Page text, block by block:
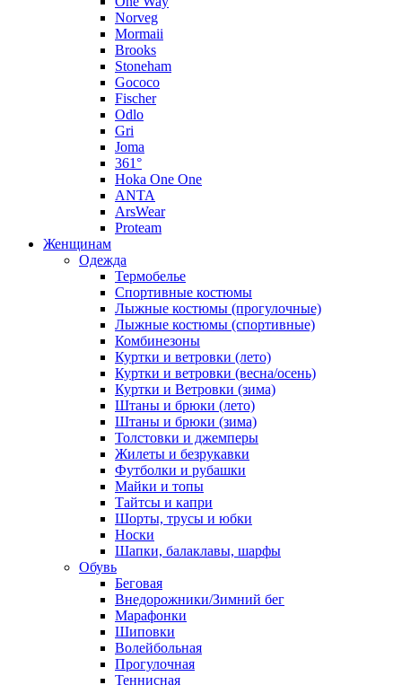
Norveg
Mormaii
Brooks
Stoneham
Gococo
Fischer
Odlo
Gri
Joma
361°
Hoka One One
ANTA
ArsWear
Proteam
Женщинам
Одежда
Термобелье
Спортивные костюмы
Лыжные костюмы (прогулочные)
Лыжные костюмы (спортивные)
Комбинезоны
Куртки и ветровки (лето)
Куртки и ветровки (весна/осень)
Куртки и Ветровки (зима)
Штаны и брюки (лето)
Штаны и брюки (зима)
Толстовки и джемперы
Жилеты и безрукавки
Футболки и рубашки
Майки и топы
Тайтсы и капри
Шорты, трусы и юбки
Носки
Шапки, балаклавы, шарфы
Обувь
Беговая
Внедорожники/Зимний бег
Марафонки
Шиповки
Волейбольная
Прогулочная
Теннисная